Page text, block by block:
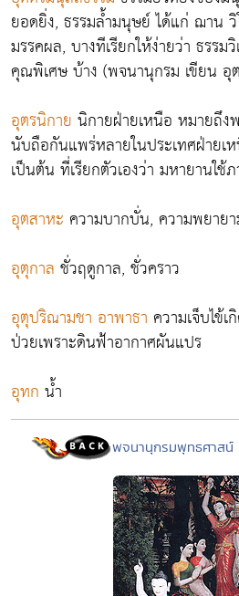
ยอดยิ่ง, ธรรมล้ำมนุษย์ ได้แก่ ฌาน
มรรคผล, บางทีเรียกให้ง่ายว่า ธรร
คุณพิเศษ บ้าง (พจนานุกรม เขียน อุ
อุตรนิกาย นิกายฝ่ายเหนือ หมายถึ
นับถือกันแพร่หลายในประเทศฝ่าย
เป็นต้น ที่เรียกตัวเองว่า มหายานใช้
อุตสาหะ ความบากบั่น, ความพยาย
อุตุกาล ชั่วฤดูกาล, ชั่วคราว
อุตุปริณามชา อาพาธา ความเจ็บไข้
ป่วยเพราะดินฟ้าอากาศผันแปร
อุทก น้ำ
พจนานุกรมพุทธศาส